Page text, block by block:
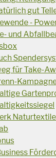
gut
-
und
für Take-